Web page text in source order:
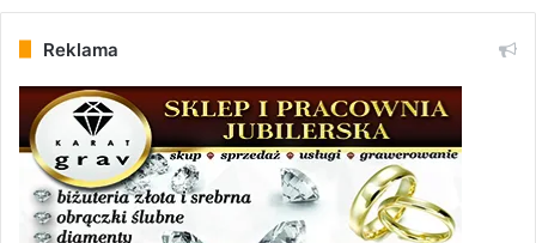
Reklama